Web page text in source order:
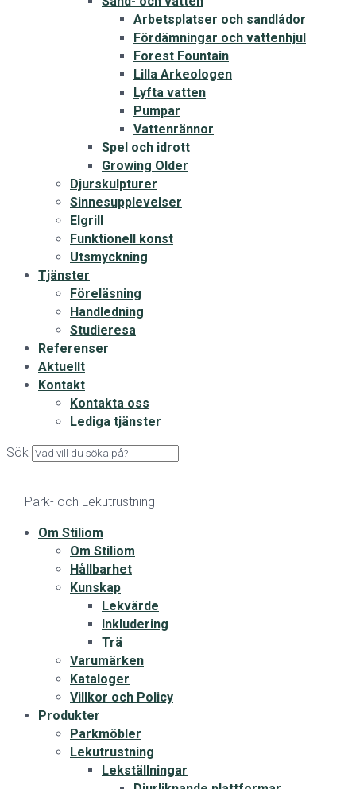
Arbetsplatser och sandlådor
Fördämningar och vattenhjul
Forest Fountain
Lilla Arkeologen
Lyfta vatten
Pumpar
Vattenrännor
Spel och idrott
Growing Older
Djurskulpturer
Sinnesupplevelser
Elgrill
Funktionell konst
Utsmyckning
Tjänster
Föreläsning
Handledning
Studieresa
Referenser
Aktuellt
Kontakt
Kontakta oss
Lediga tjänster
Sök
| Park- och Lekutrustning
Om Stiliom
Om Stiliom
Hållbarhet
Kunskap
Lekvärde
Inkludering
Trä
Varumärken
Kataloger
Villkor och Policy
Produkter
Parkmöbler
Lekutrustning
Lekställningar